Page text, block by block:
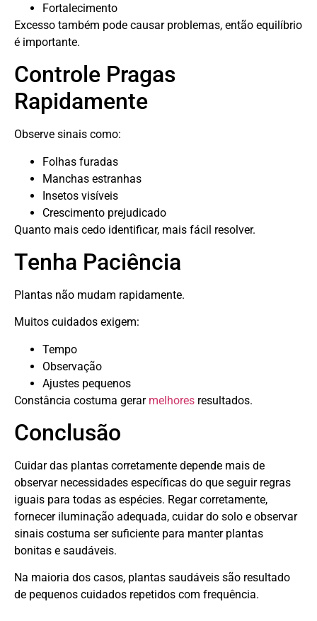
Fortalecimento
Excesso também pode causar problemas, então equilíbrio
é importante.
Controle Pragas
Rapidamente
Observe sinais como:
Folhas furadas
Manchas estranhas
Insetos visíveis
Crescimento prejudicado
Quanto mais cedo identificar, mais fácil resolver.
Tenha Paciência
Plantas não mudam rapidamente.
Muitos cuidados exigem:
Tempo
Observação
Ajustes pequenos
Constância costuma gerar melhores resultados.
Conclusão
Cuidar das plantas corretamente depende mais de
observar necessidades específicas do que seguir regras
iguais para todas as espécies. Regar corretamente,
fornecer iluminação adequada, cuidar do solo e observar
sinais costuma ser suficiente para manter plantas
bonitas e saudáveis.
Na maioria dos casos, plantas saudáveis são resultado
de pequenos cuidados repetidos com frequência.